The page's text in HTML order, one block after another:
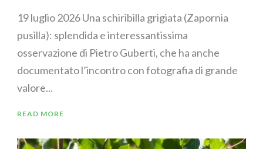
19 luglio 2026 Una schiribilla grigiata (Zapornia
pusilla): splendida e interessantissima
osservazione di Pietro Guberti, che ha anche
documentato l’incontro con fotografia di grande
valore...
READ MORE